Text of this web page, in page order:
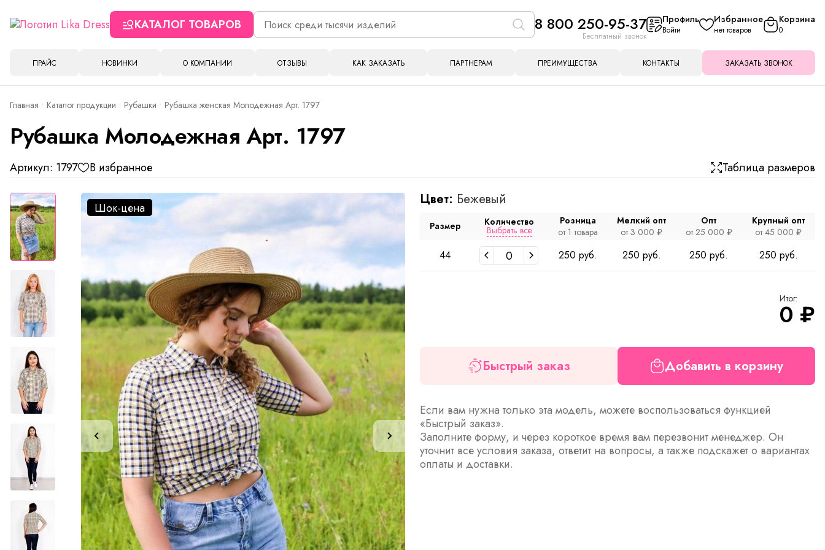
КАТАЛОГ ТОВАРОВ 8 800 250-95-37
Бесплатный звонок
Профиль
Войти
Избранное
нет товаров
Корзина
0
ПРАЙС НОВИНКИ О КОМПАНИИ ОТЗЫВЫ КАК ЗАКАЗАТЬ ПАРТНЕРАМ ПРЕИМУЩЕСТВА КОНТАКТЫ ЗАКАЗАТЬ ЗВОНОК
Главная Каталог продукции Рубашки Рубашка женская Молодежная Арт. 1797
Рубашка Молодежная Арт. 1797
Артикул: 1797 В избранное Таблица размеров
Шок-цена Цвет: Бежевый
Размер Количество
Выбрать все
Розница
от 1 товара
Мелкий опт
от 3 000 ₽
Опт
от 25 000 ₽
Крупный опт
от 45 000 ₽
44 250 руб. 250 руб. 250 руб. 250 руб.
Итог:
0 ₽
Быстрый заказ Добавить в корзину
Если вам нужна только эта модель, можете воспользоваться функцией
«Быстрый заказ».
Заполните форму, и через короткое время вам перезвонит менеджер. Он
уточнит все условия заказа, ответит на вопросы, а также подскажет о вариантах
оплаты и доставки.